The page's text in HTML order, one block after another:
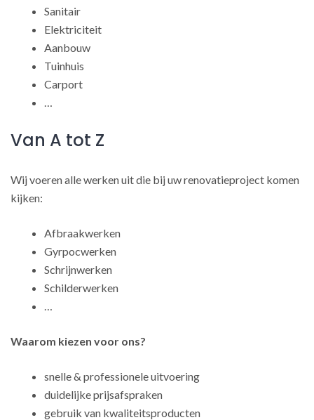
Sanitair
Elektriciteit
Aanbouw
Tuinhuis
Carport
…
Van A tot Z
Wij voeren alle werken uit die bij uw renovatieproject komen
kijken:
Afbraakwerken
Gyrpocwerken
Schrijnwerken
Schilderwerken
…
Waarom kiezen voor ons?
snelle & professionele uitvoering
duidelijke prijsafspraken
gebruik van kwaliteitsproducten